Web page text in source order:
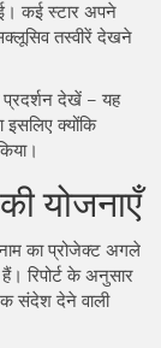
कई स्टार अपने
तस्वीरें देखने
प्रदर्शन देखें – यह
क्योंकि
योजनाएँ
नाम का प्रोजेक्ट अगले
रिपोर्ट के अनुसार
संदेश देने वाली